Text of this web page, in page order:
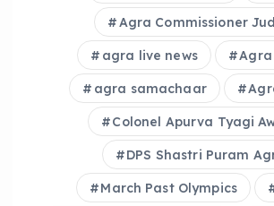
Agra Commissioner
agra live news Agra
agra samachaar
Colonel Apurva Tyagi
DPS Shastri Puram
March Past Olympics